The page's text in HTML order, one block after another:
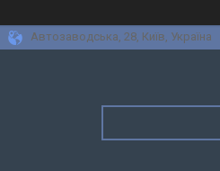
Автозаводська, 28, Київ, Україна